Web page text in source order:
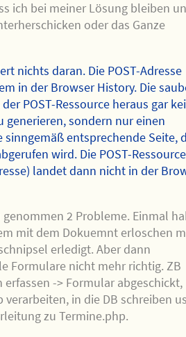
ich bei meiner Lösung bleiben
oder das Ganze
nichts daran. Die POST-Adresse
in der Browser History. Die
POST-Ressource heraus gar
generieren, sondern nur einen
sinngemäß entsprechende Seite,
wird. Die POST-Ressource
landet dann nicht in der
genommen 2 Probleme. Einmal
mit dem Dokuemnt erloschen
erledigt. Aber dann
Formulare nicht mehr richtig. ZB
erfassen -> Formular abgeschickt,
verarbeiten, in die DB schreiben
zu Termine.php.